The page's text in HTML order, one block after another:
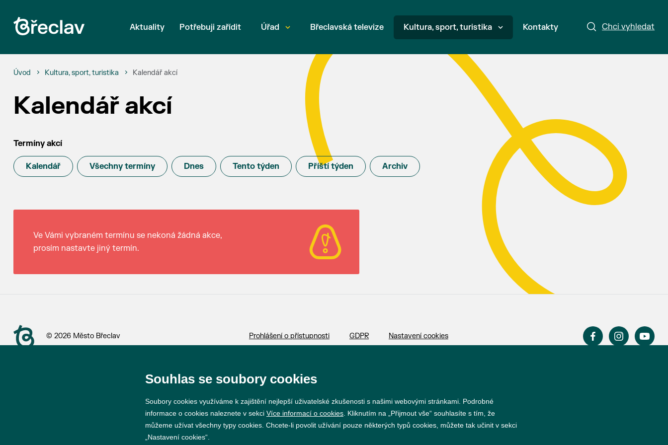
Chci vyhledat
Aktuality Potřebuji zařídit Úřad Břeclavská televize Kultura, sport, turistika Kontakty
Úvod Kultura, sport, turistika Kalendář akcí
Kalendář akcí
Termíny akcí
Kalendář Všechny termíny Dnes Tento týden Příští týden Archiv
Ve Vámi vybraném termínu se nekoná žádná akce,
prosím nastavte jiný termín.
© 2026 Město Břeclav Prohlášení o přístupnosti GDPR Nastavení cookies
Souhlas se soubory cookies
Soubory cookies využíváme k zajištění nejlepší uživatelské zkušenosti s našimi webovými stránkami. Podrobné
informace o cookies naleznete v sekci Více informací o cookies . Kliknutím na „Přijmout vše“ souhlasíte s tím, že
můžeme užívat všechny typy cookies. Chcete-li povolit užívání pouze některých typů cookies, můžete tak učinit v sekci
„Nastavení cookies“.